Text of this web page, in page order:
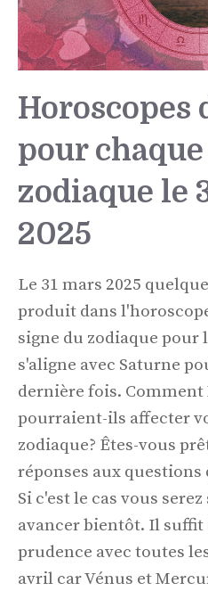
Horoscopes
pour
zodiaque le
2025
Le 31 mars 2025
produit dans
signe du zodiaque pour
s'aligne avec Saturne
dernière fois. Comment
pourraient-ils affecter
zodiaque? Êtes-vous
réponses aux questions
Si c'est le cas vous
avancer bientôt. Il
prudence avec toutes
avril car Vénus et